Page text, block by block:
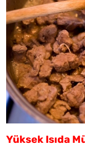
Yüksek Isıda